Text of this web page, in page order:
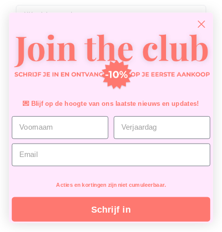
Uw wachtwoord vergeten?
Login
Terug naar de winkel
💌 Blijf op de hoogte van ons laatste nieuws en updates!
Acties en kortingen zijn niet cumuleerbaar.
Schrijf in